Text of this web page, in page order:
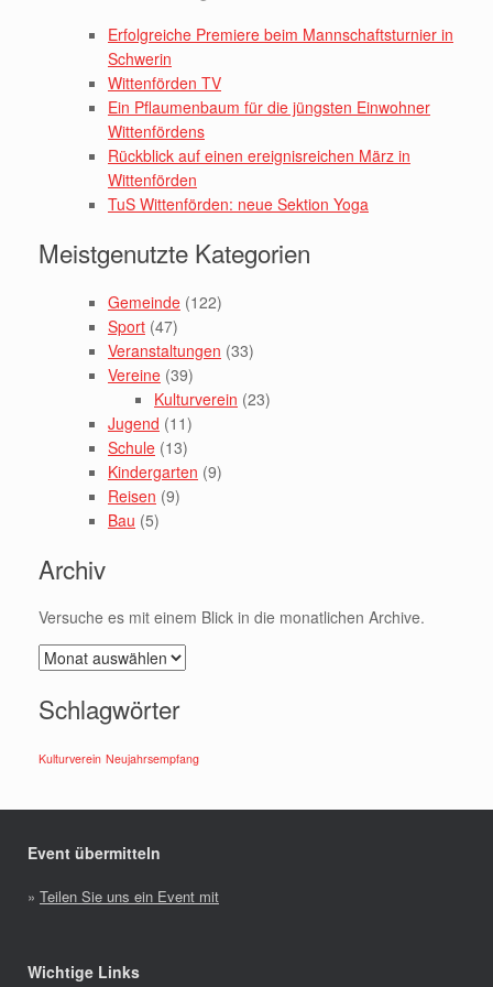
Erfolgreiche Premiere beim Mannschaftsturnier in
Schwerin
Wittenförden TV
Ein Pflaumenbaum für die jüngsten Einwohner
Wittenfördens
Rückblick auf einen ereignisreichen März in
Wittenförden
TuS Wittenförden: neue Sektion Yoga
Meistgenutzte Kategorien
Gemeinde (122)
Sport (47)
Veranstaltungen (33)
Vereine (39)
Kulturverein (23)
Jugend (11)
Schule (13)
Kindergarten (9)
Reisen (9)
Bau (5)
Archiv
Versuche es mit einem Blick in die monatlichen Archive.
Archiv
Schlagwörter
Kulturverein Neujahrsempfang
Event übermitteln
» Teilen Sie uns ein Event mit
Wichtige Links